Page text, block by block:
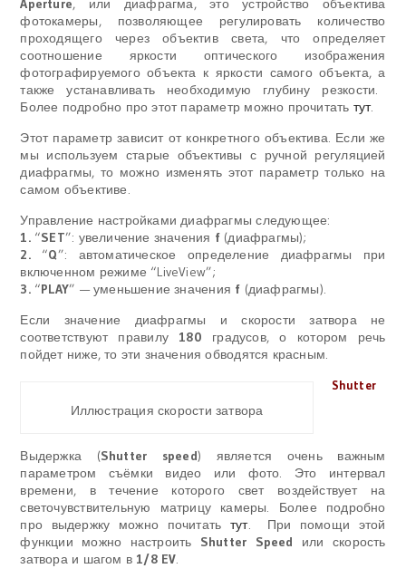
Aperture, или диафрагма, это устройство объектива
фотокамеры, позволяющее регулировать количество
проходящего через объектив света, что определяет
соотношение яркости оптического изображения
фотографируемого объекта к яркости самого объекта, а
также устанавливать необходимую глубину резкости.
Более подробно про этот параметр можно прочитать тут.
Этот параметр зависит от конкретного объектива. Если же
мы используем старые объективы с ручной регуляцией
диафрагмы, то можно изменять этот параметр только на
самом объективе.
Управление настройками диафрагмы следующее:
1.“SET”: увеличение значения f(диафрагмы);
2.“Q”: автоматическое определение диафрагмы при
включенном режиме “LiveView”;
3.“PLAY” — уменьшение значения f (диафрагмы).
Если значение диафрагмы и скорости затвора не
соответствуют правилу 180 градусов, о котором речь
пойдет ниже, то эти значения обводятся красным.
Иллюстрация скорости затвора
Shutter
Выдержка (Shutter speed) является очень важным
параметром съёмки видео или фото. Это интервал
времени, в течение которого свет воздействует на
светочувствительную матрицу камеры. Более подробно
про выдержку можно почитать тут. При помощи этой
функции можно настроить Shutter Speed или скорость
затвора и шагом в 1/8 EV.